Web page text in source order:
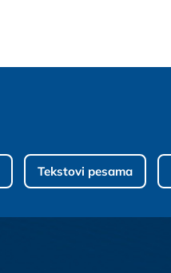
Tekstovi pesama